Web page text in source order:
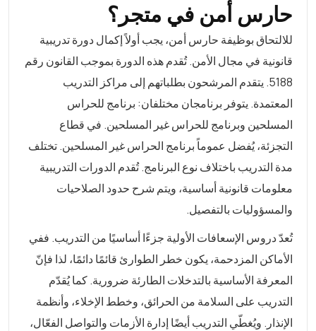
حارس أمن في متجر؟
للالتحاق بوظيفة حارس أمن، يجب أولاً إكمال دورة تدريبية
قانونية في مجال الأمن. تُقدم هذه الدورة بموجب القانون رقم
5188. يتقدم المرشحون بطلباتهم إلى مراكز التدريب
المعتمدة. يتوفر برنامجان مختلفان: برنامج للحراس
المسلحين وبرنامج للحراس غير المسلحين. في قطاع
التجزئة، يُفضل عموماً برنامج الحراس غير المسلحين. تختلف
مدة التدريب باختلاف نوع البرنامج. تُقدم الدورات التدريبية
معلومات قانونية أساسية، ويتم شرح حدود الصلاحيات
والمسؤوليات بالتفصيل.
تُعدّ دروس الإسعافات الأولية جزءًا أساسيًا من التدريب. ففي
الأماكن المزدحمة، يكون خطر الطوارئ قائمًا دائمًا، لذا فإنّ
المعرفة الأساسية بالتدخلات الطارئة ضرورية. كما يُقدّم
التدريب على السلامة من الحرائق، وخطط الإخلاء، وأنظمة
الإنذار. ويُغطّي التدريب أيضًا إدارة الأزمات والتواصل الفعّال،